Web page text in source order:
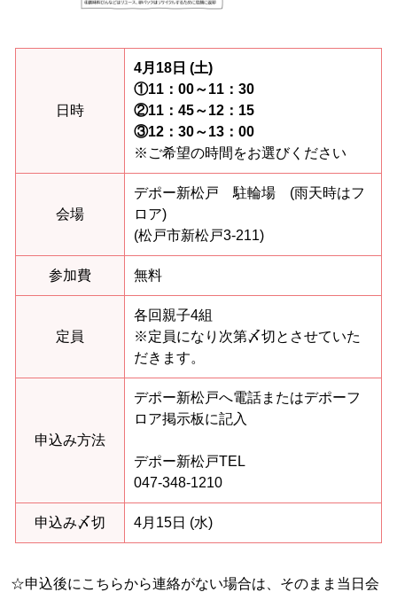
日時
4月18日 (土)
①11：00～11：30
②11：45～12：15
③12：30～13：00
※ご希望の時間をお選びください
会場
デポー新松戸 駐輪場 (雨天時はフ
ロア)
(松戸市新松戸3-211)
参加費 無料
定員
各回親子4組
※定員になり次第〆切とさせていた
だきます。
申込み方法
デポー新松戸へ電話またはデポーフ
ロア掲示板に記入
デポー新松戸TEL
047-348-1210
申込み〆切 4月15日 (水)
☆申込後にこちらから連絡がない場合は、そのまま当日会